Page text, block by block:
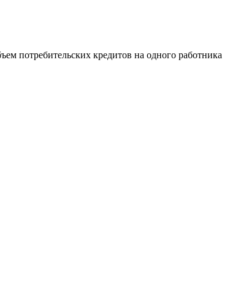
потребительских кредитов на одного работника